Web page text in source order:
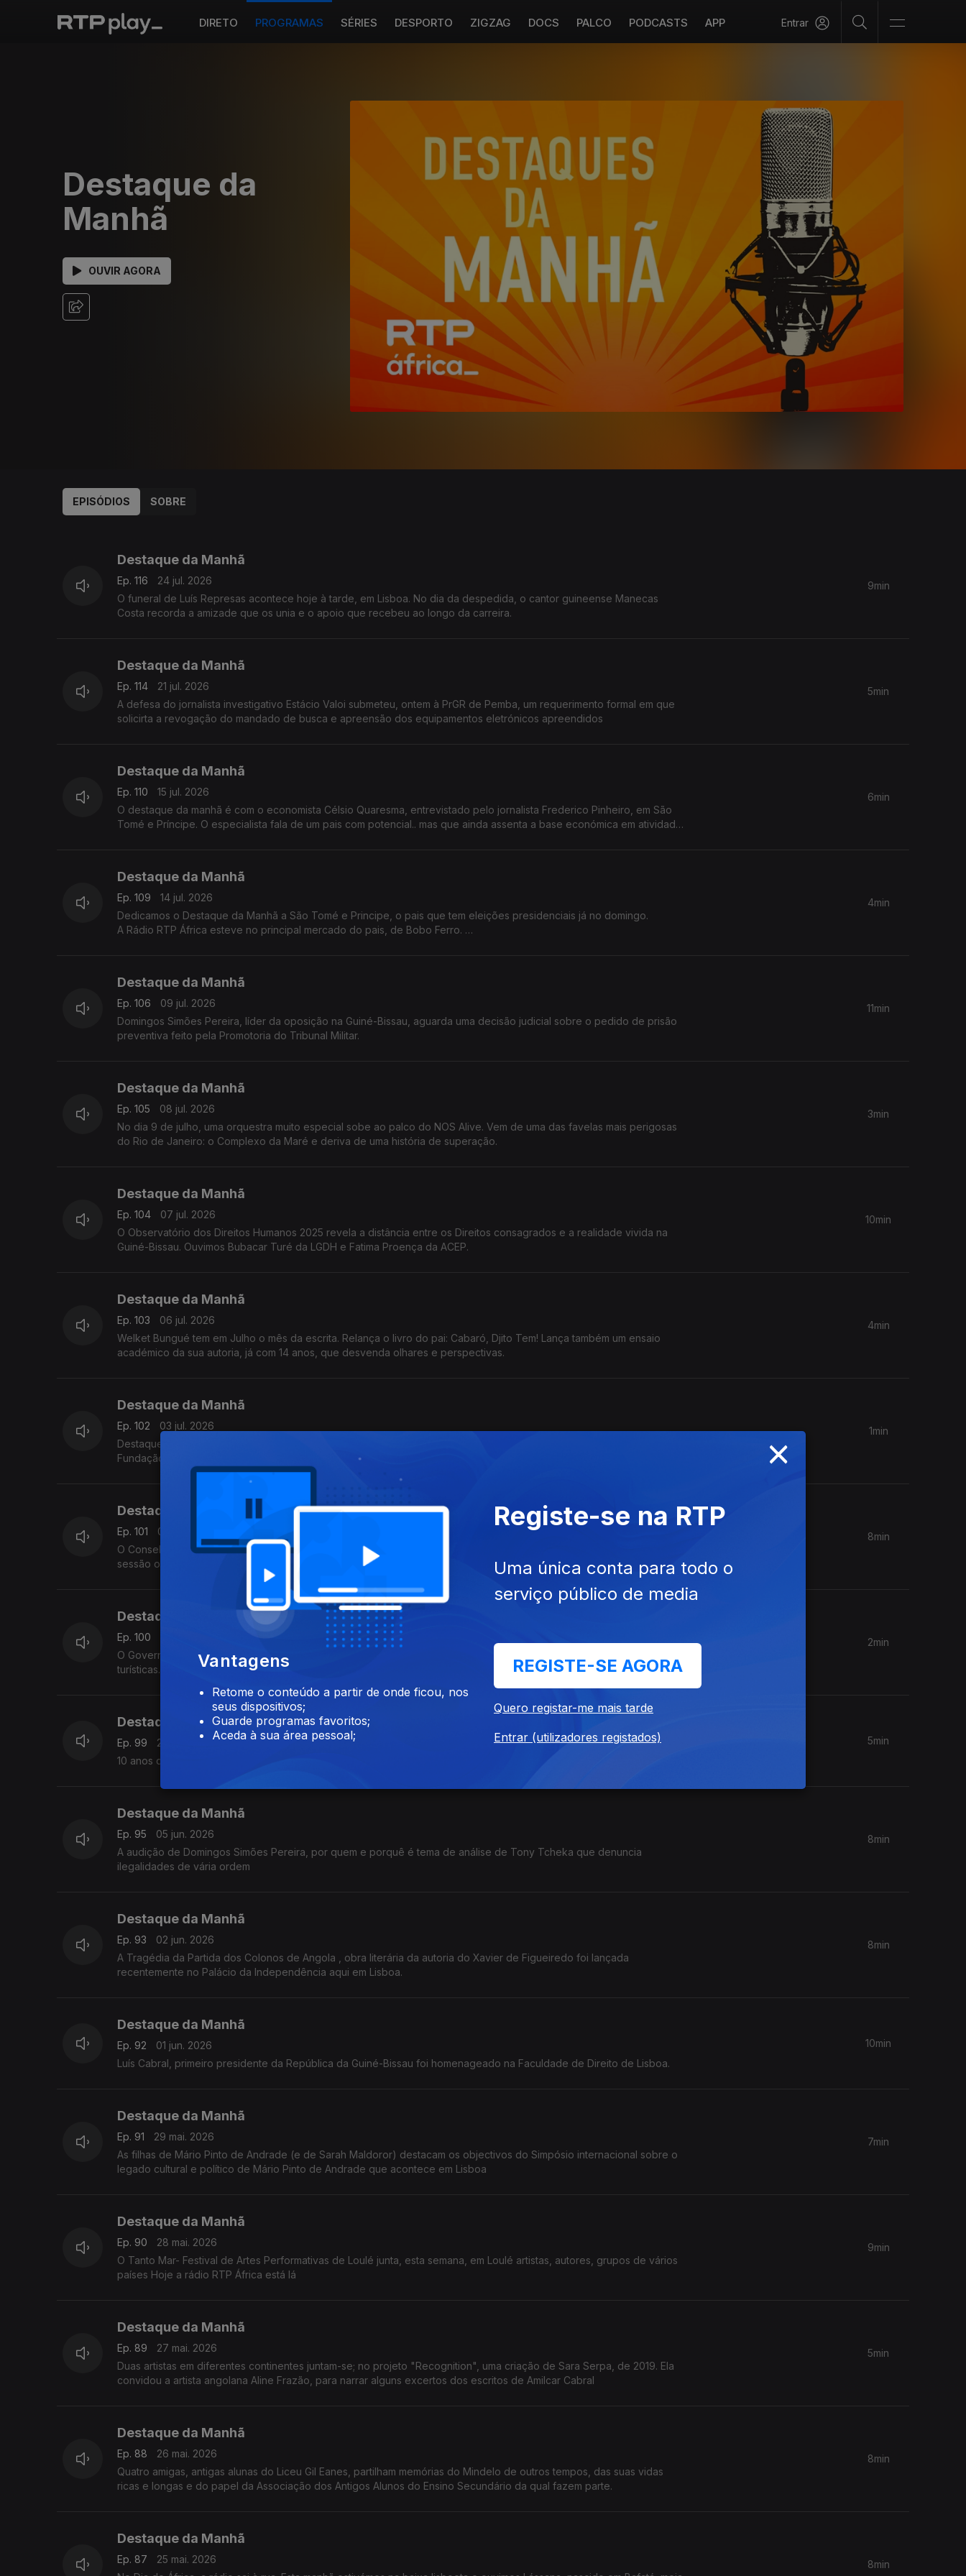
DIRETO PROGRAMAS SÉRIES DESPORTO ZIGZAG DOCS PALCO PODCASTS APP Entrar
Destaque da
Manhã
OUVIR AGORA
EPISÓDIOS SOBRE
Destaque da Manhã
Ep. 116
24 jul. 2026
O funeral de Luís Represas acontece hoje à tarde, em Lisboa. No dia da despedida, o cantor guineense Manecas
Costa recorda a amizade que os unia e o apoio que recebeu ao longo da carreira.
9min
Destaque da Manhã
Ep. 114
21 jul. 2026
A defesa do jornalista investigativo Estácio Valoi submeteu, ontem à PrGR de Pemba, um requerimento formal em que
solicirta a revogação do mandado de busca e apreensão dos equipamentos eletrónicos apreendidos
5min
Destaque da Manhã
Ep. 110
15 jul. 2026
O destaque da manhã é com o economista Célsio Quaresma, entrevistado pelo jornalista Frederico Pinheiro, em São
Tomé e Príncipe. O especialista fala de um pais com potencial.. mas que ainda assenta a base económica em atividades
6min
Destaque da Manhã
Ep. 109
14 jul. 2026
Dedicamos o Destaque da Manhã a São Tomé e Principe, o pais que tem eleições presidenciais já no domingo.
A Rádio RTP África esteve no principal mercado do pais, de Bobo Ferro.
4min
Destaque da Manhã
Ep. 106
09 jul. 2026
Domingos Simões Pereira, líder da oposição na Guiné-Bissau, aguarda uma decisão judicial sobre o pedido de prisão
preventiva feito pela Promotoria do Tribunal Militar.
11min
Destaque da Manhã
Ep. 105
08 jul. 2026
No dia 9 de julho, uma orquestra muito especial sobe ao palco do NOS Alive. Vem de uma das favelas mais perigosas
do Rio de Janeiro: o Complexo da Maré e deriva de uma história de superação.
3min
Destaque da Manhã
Ep. 104
07 jul. 2026
O Observatório dos Direitos Humanos 2025 revela a distância entre os Direitos consagrados e a realidade vivida na
Guiné-Bissau. Ouvimos Bubacar Turé da LGDH e Fatima Proença da ACEP.
10min
Destaque da Manhã
Ep. 103
06 jul. 2026
Welket Bungué tem em Julho o mês da escrita. Relança o livro do pai: Cabaró, Djito Tem! Lança também um ensaio
académico da sua autoria, já com 14 anos, que desvenda olhares e perspectivas.
4min
Destaque da Manhã
Ep. 102
03 jul. 2026
Destaque para o Festival Afro Nation, apoiado pela Rádio RTP África, e para a 2.ª edição do Jardim de Verão da
Fundação Gulbenkian, que contará com atuações de Soraia Ramos, Berlok e outros artistas.
1min
Destaque da Manhã
Ep. 101
02 jul. 2026
O Conselho Nacional da Liga Guineense dos Direitos Humanos (LGDH) aprovou, no passado sábado, durante uma
sessão ordinária, uma Moção de Agradecimento dirigida à União Europeia.
8min
Destaque da Manhã
Ep. 100
O Governo de Cabo Verde promete reforçar as políticas de proteção da infância, com especial atenção às ilhas
turísticas.
2min
Destaque da Manhã
Ep. 99
29 jun. 2026
10 anos da Academia Ghost Dance Studio, situada em Bragança.
5min
Destaque da Manhã
Ep. 95
05 jun. 2026
A audição de Domingos Simões Pereira, por quem e porquê é tema de análise de Tony Tcheka que denuncia
ilegalidades de vária ordem
8min
Destaque da Manhã
Ep. 93
02 jun. 2026
A Tragédia da Partida dos Colonos de Angola , obra literária da autoria do Xavier de Figueiredo foi lançada
recentemente no Palácio da Independência aqui em Lisboa.
8min
Destaque da Manhã
Ep. 92
01 jun. 2026
Luís Cabral, primeiro presidente da República da Guiné-Bissau foi homenageado na Faculdade de Direito de Lisboa.
10min
Destaque da Manhã
Ep. 91
29 mai. 2026
As filhas de Mário Pinto de Andrade (e de Sarah Maldoror) destacam os objectivos do Simpósio internacional sobre o
legado cultural e político de Mário Pinto de Andrade que acontece em Lisboa
7min
Destaque da Manhã
Ep. 90
28 mai. 2026
O Tanto Mar- Festival de Artes Performativas de Loulé junta, esta semana, em Loulé artistas, autores, grupos de vários
países Hoje a rádio RTP África está lá
9min
Destaque da Manhã
Ep. 89
27 mai. 2026
Duas artistas em diferentes continentes juntam-se; no projeto "Recognition", uma criação de Sara Serpa, de 2019. Ela
convidou a artista angolana Aline Frazão, para narrar alguns excertos dos escritos de Amilcar Cabral
5min
Destaque da Manhã
Ep. 88
26 mai. 2026
Quatro amigas, antigas alunas do Liceu Gil Eanes, partilham memórias do Mindelo de outros tempos, das suas vidas
ricas e longas e do papel da Associação dos Antigos Alunos do Ensino Secundário da qual fazem parte.
8min
Destaque da Manhã
Ep. 87
25 mai. 2026
8min
×
Vantagens
Retome o conteúdo a partir de onde ficou, nos
seus dispositivos;
Guarde programas favoritos;
Aceda à sua área pessoal;
Registe-se na RTP
Uma única conta para todo o
serviço público de media
REGISTE-SE AGORA
Quero registar-me mais tarde
Entrar (utilizadores registados)